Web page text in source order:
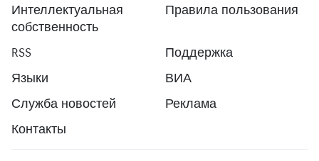
Интеллектуальная
собственность
Правила пользования
RSS
Поддержка
Языки
ВИА
Служба новостей
Реклама
Контакты